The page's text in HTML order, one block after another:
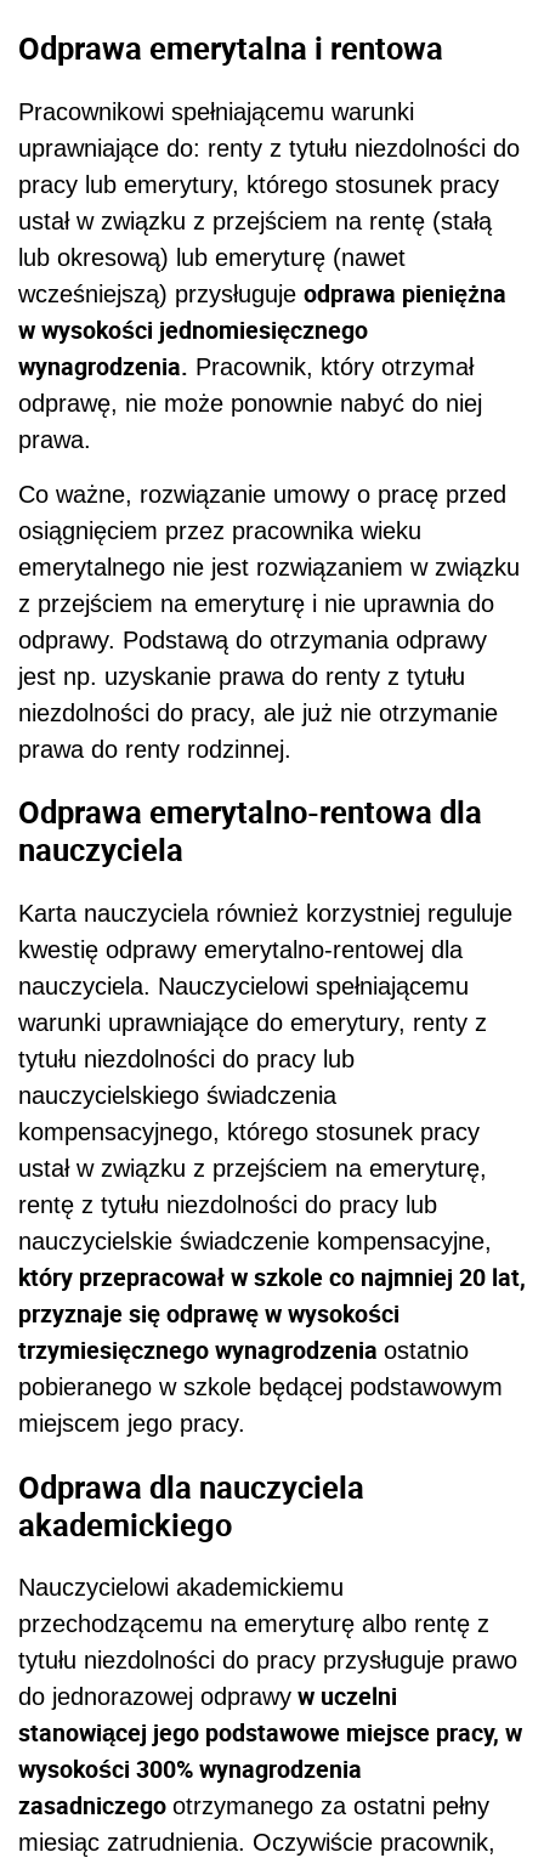
Odprawa emerytalna i rentowa
Pracownikowi spełniającemu warunki
uprawniające do: renty z tytułu niezdolności do
pracy lub emerytury, którego stosunek pracy
ustał w związku z przejściem na rentę (stałą
lub okresową) lub emeryturę (nawet
wcześniejszą) przysługuje odprawa pieniężna
w wysokości jednomiesięcznego
wynagrodzenia. Pracownik, który otrzymał
odprawę, nie może ponownie nabyć do niej
prawa.
Co ważne, rozwiązanie umowy o pracę przed
osiągnięciem przez pracownika wieku
emerytalnego nie jest rozwiązaniem w związku
z przejściem na emeryturę i nie uprawnia do
odprawy. Podstawą do otrzymania odprawy
jest np. uzyskanie prawa do renty z tytułu
niezdolności do pracy, ale już nie otrzymanie
prawa do renty rodzinnej.
Odprawa emerytalno-rentowa dla
nauczyciela
Karta nauczyciela również korzystniej reguluje
kwestię odprawy emerytalno-rentowej dla
nauczyciela. Nauczycielowi spełniającemu
warunki uprawniające do emerytury, renty z
tytułu niezdolności do pracy lub
nauczycielskiego świadczenia
kompensacyjnego, którego stosunek pracy
ustał w związku z przejściem na emeryturę,
rentę z tytułu niezdolności do pracy lub
nauczycielskie świadczenie kompensacyjne,
który przepracował w szkole co najmniej 20 lat,
przyznaje się odprawę w wysokości
trzymiesięcznego wynagrodzenia ostatnio
pobieranego w szkole będącej podstawowym
miejscem jego pracy.
Odprawa dla nauczyciela
akademickiego
Nauczycielowi akademickiemu
przechodzącemu na emeryturę albo rentę z
tytułu niezdolności do pracy przysługuje prawo
do jednorazowej odprawy w uczelni
stanowiącej jego podstawowe miejsce pracy, w
wysokości 300% wynagrodzenia
zasadniczego otrzymanego za ostatni pełny
miesiąc zatrudnienia. Oczywiście pracownik,